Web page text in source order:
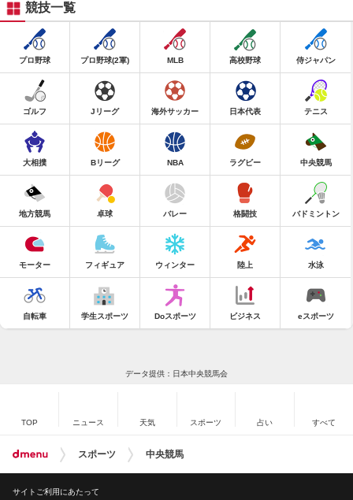
競技一覧
プロ野球 プロ野球(2軍) MLB 高校野球 侍ジャパン
ゴルフ Jリーグ 海外サッカー 日本代表 テニス
大相撲 Bリーグ NBA ラグビー 中央競馬
地方競馬 卓球 バレー 格闘技 バドミントン
モーター フィギュア ウィンター 陸上 水泳
自転車 学生スポーツ Doスポーツ ビジネス eスポーツ
データ提供：日本中央競馬会
TOP ニュース 天気 スポーツ 占い すべて
スポーツ 中央競馬
サイトご利用にあたって